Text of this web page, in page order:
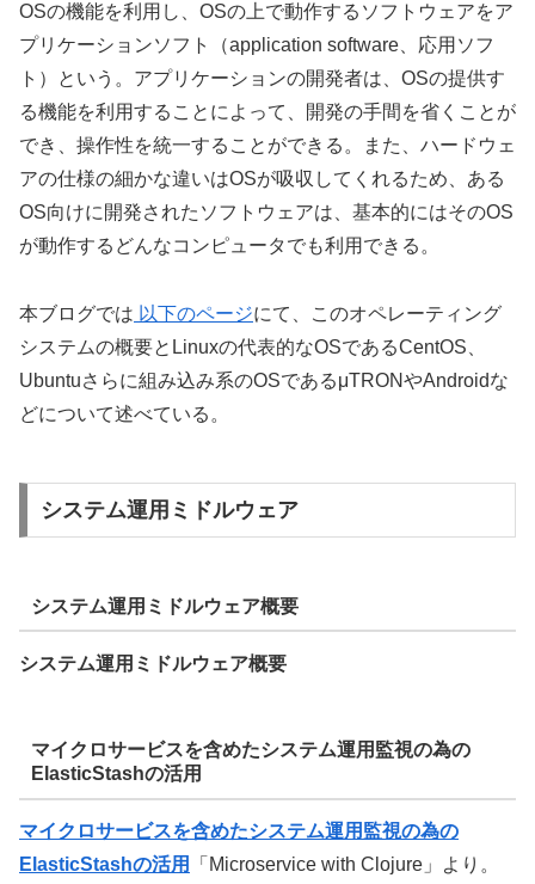
OSの機能を利用し、OSの上で動作するソフトウェアをア
プリケーションソフト（application software、応用ソフ
ト）という。アプリケーションの開発者は、OSの提供す
る機能を利用することによって、開発の手間を省くことが
でき、操作性を統一することができる。また、ハードウェ
アの仕様の細かな違いはOSが吸収してくれるため、ある
OS向けに開発されたソフトウェアは、基本的にはそのOS
が動作するどんなコンピュータでも利用できる。
本ブログでは 以下のページにて、このオペレーティング
システムの概要とLinuxの代表的なOSであるCentOS、
Ubuntuさらに組み込み系のOSであるμTRONやAndroidな
どについて述べている。
システム運用ミドルウェア
システム運用ミドルウェア概要
システム運用ミドルウェア概要
マイクロサービスを含めたシステム運用監視の為の
ElasticStashの活用
マイクロサービスを含めたシステム運用監視の為の
ElasticStashの活用
「Microservice with Clojure」より。